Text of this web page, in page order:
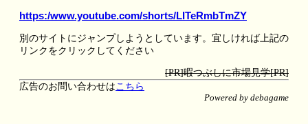
https:/www.youtube.com/shorts/LITeRmbTmZY
別のサイトにジャンプしようとしています。宜しければ上記の
リンクをクリックしてください
[PR]暇つぶしに市場見学[PR]
広告のお問い合わせはこちら
Powered by debagame